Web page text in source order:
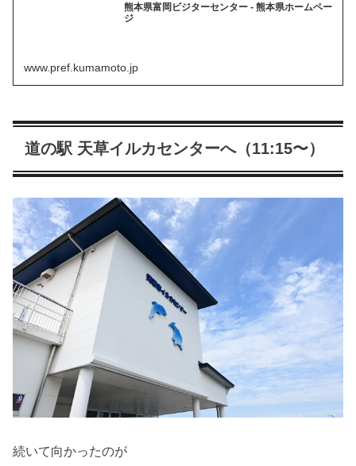
熊本県富岡ビジターセンター - 熊本県ホームペー
ジ
www.pref.kumamoto.jp
道の駅 天草イルカセンターへ（11:15〜）
続いて向かったのが